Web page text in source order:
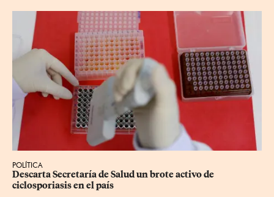
POLÍTICA
Descarta Secretaría de Salud un brote activo de
ciclosporiasis en el país